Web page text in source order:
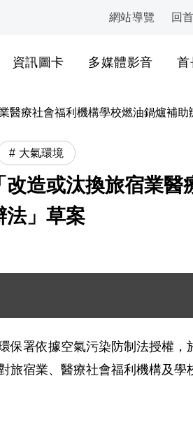
:::
網站導覽 回
資訊圖卡 多媒體影音 首
醫療社會福利機構學校燃油鍋爐補助
大氣環境
造或汰換旅宿業
法」草案
署依據空氣污染防制法授權
宿業、醫療社會福利機構及